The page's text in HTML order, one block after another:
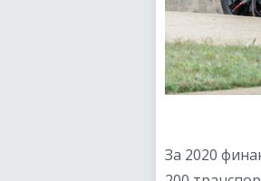
За 2020